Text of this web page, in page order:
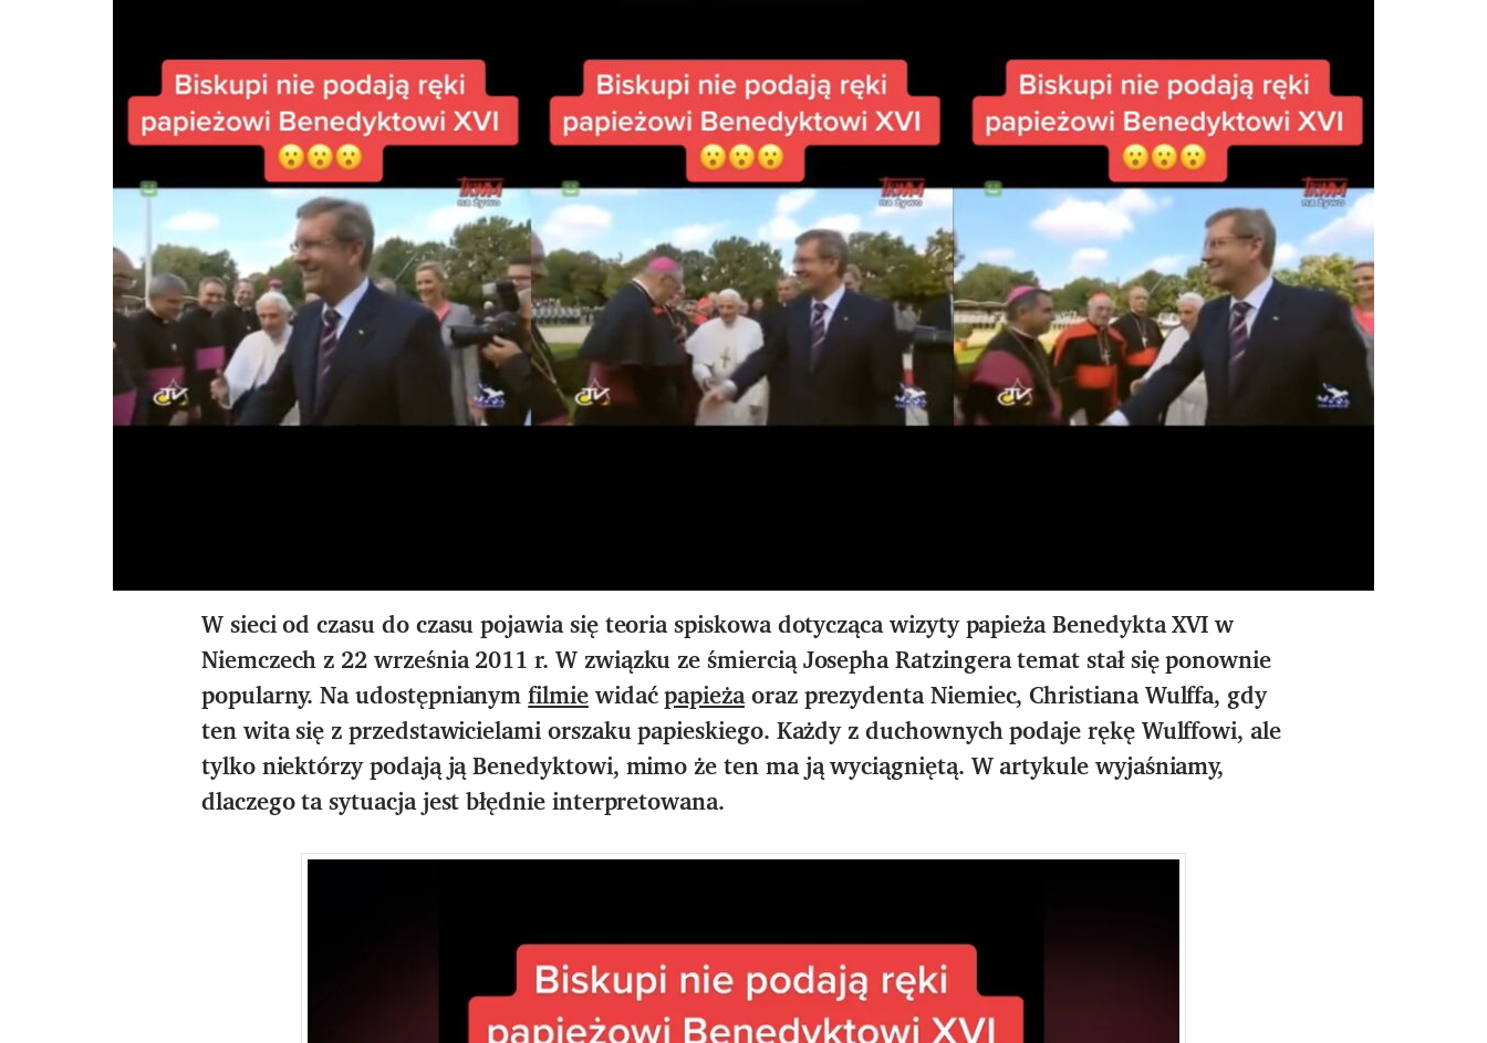
W sieci od czasu do czasu pojawia się teoria spiskowa dotycząca wizyty papieża Benedykta XVIw
Niemczech z 22 września 2011 r. W związku ze śmiercią Josepha Ratzingera temat stał się ponownie
popularny. Na udostępnianymfilmiewidaćpapieżaoraz prezydenta Niemiec, Christiana Wulffa, gdy
ten wita się z przedstawicielami orszaku papieskiego. Każdy z duchownych podaje rękę Wulffowi, ale
tylko niektórzy podają ją Benedyktowi, mimo że ten ma ją wyciągniętą. W artykule wyjaśniamy,
dlaczego ta sytuacja jest błędnie interpretowana.